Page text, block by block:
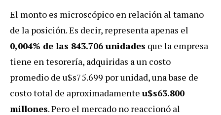
El monto es microscópico en relación al tamaño
de la posición. Es decir, representa apenas el
0,004% de las 843.706 unidades que la empresa
tiene en tesorería, adquiridas a un costo
promedio de u$s75.699 por unidad, una base de
costo total de aproximadamente u$s63.800
millones. Pero el mercado no reaccionó al